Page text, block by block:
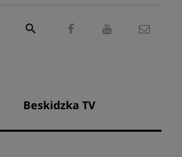
Wyszukaj:
search
Beskidzka TV